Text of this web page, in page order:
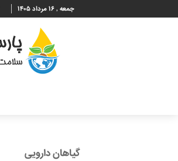
جمعه , ۱۶ مرداد ۱۴۰۵
گیاهان دارویی